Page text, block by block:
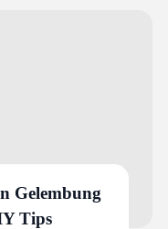
Gelembung
Tips